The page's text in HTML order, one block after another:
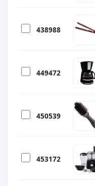
438988
449472
450539
453172